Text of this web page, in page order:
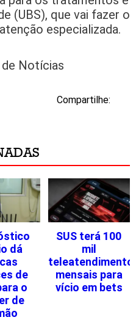
(UBS), que vai fazer o
especializada.
de Notícias
Compartilhe:
dá
de
o
de
SUS terá 100
mil
mensais para
vício em bets